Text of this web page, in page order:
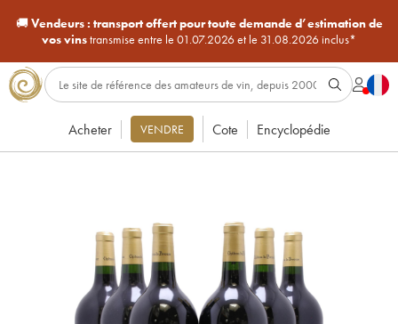
🚚Vendeurs : transport offert pour toute demande d’estimation de
vos vinstransmise entre le 01.07.2026 et le 31.08.2026 inclus*
Acheter VENDRE Cote Encyclopédie